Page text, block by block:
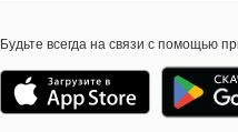
Будьте всегда на связи с помощью